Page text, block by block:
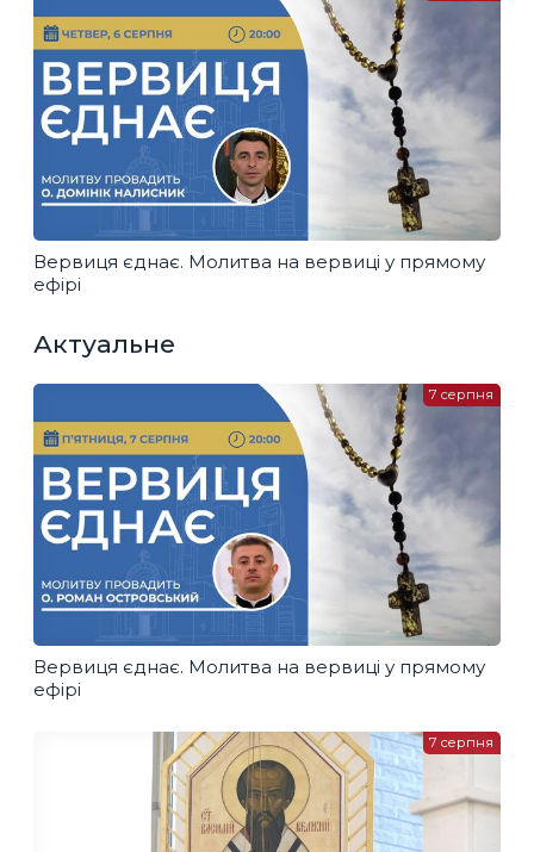
Вервиця єднає. Молитва на вервиці у прямому
ефірі
Актуальне
Вервиця єднає. Молитва на вервиці у прямому
ефірі
7 серпня
7 серпня